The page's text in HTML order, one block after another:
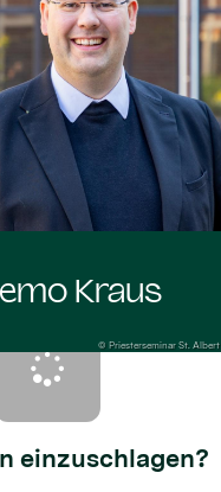
einzuschlagen?
Kraus
© Priesterseminar St. Albert